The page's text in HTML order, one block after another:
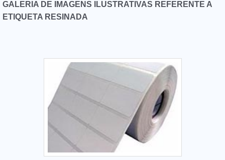
na Herrbaier as melhores opções sempre estão à disposição
quando se procura soluções para empresa etiqueta adesiva
bopp. São opções variadas que a empresa oferece, como
um parque industrial de alta qualidade onde são realizadas
as atividades e equipamentos de última geração.Tudo isso,
somado à performance de uma equipe multidisciplinar de
consultores associados e profissionais qualificados, garante
o sucesso de cada cliente de ponta a ponta.
GALERIA DE IMAGENS ILUSTRATIVAS REFERENTE A
ETIQUETA RESINADA